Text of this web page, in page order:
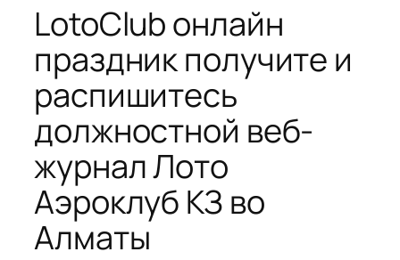
LotoClub онлайн
праздник получите и
распишитесь
должностной веб-
журнал Лото
Аэроклуб КЗ во
Алматы